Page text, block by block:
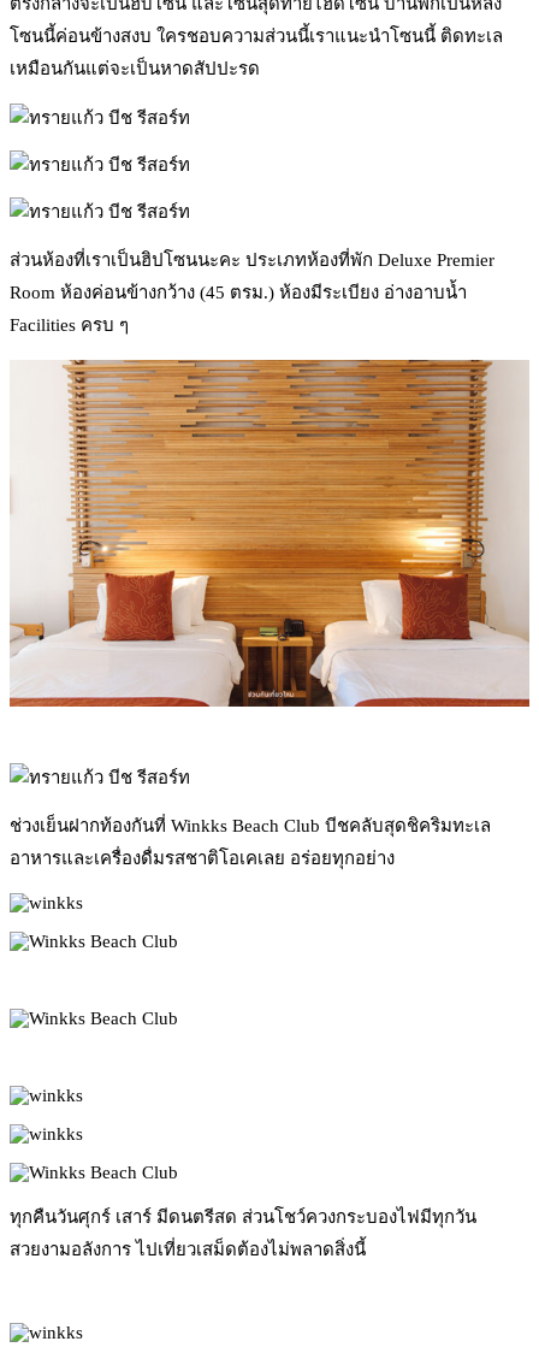
ตรงกลางจะเป็นฮับโซน และโซนสุดท้ายไฮด์โซน บ้านพักเป็นหลัง
โซนนี้ค่อนข้างสงบ ใครชอบความส่วนนี้เราแนะนำโซนนี้ ติดทะเล
เหมือนกันแต่จะเป็นหาดสัปปะรด
ส่วนห้องที่เราเป็นฮิปโซนนะคะ ประเภทห้องที่พัก Deluxe Premier
Room ห้องค่อนข้างกว้าง (45 ตรม.) ห้องมีระเบียง อ่างอาบน้ำ
Facilities ครบ ๆ
ช่วงเย็นฝากท้องกันที่ Winkks Beach Club บีชคลับสุดชิคริมทะเล
อาหารและเครื่องดื่มรสชาติโอเคเลย อร่อยทุกอย่าง
ทุกคืนวันศุกร์ เสาร์ มีดนตรีสด ส่วนโชว์ควงกระบองไฟมีทุกวัน
สวยงามอลังการ ไปเที่ยวเสม็ดต้องไม่พลาดสิ่งนี้